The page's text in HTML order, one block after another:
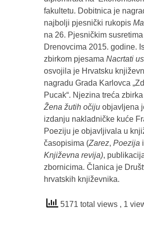
fakultetu. Dobitnica je
najbolji pjesnički rukopis
na 26. Pjesničkim susretima
Drenovcima 2015. godine.
zbirkom pjesama Nacrtati
osvojila je Hrvatsku
nagradu Grada Karlovca
Pucak“. Njezina treća
Žena žutih očiju objavljena
izdanju nakladničke kuće
Poeziju je objavljivala u
časopisima (Zarez, Poezija i
Književna revija),
zbornicima. Članica je
hrvatskih književnika.
5171 total views , 1